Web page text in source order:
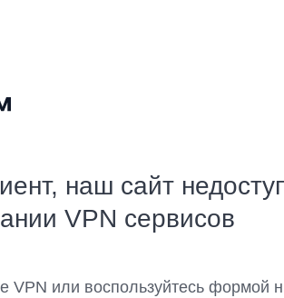
наш сайт
VPN сервисов
VPN или воспользуйтесь формой